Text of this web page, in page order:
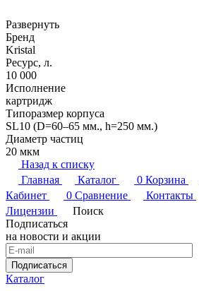
Развернуть
Бренд
Kristal
Ресурс, л.
10 000
Исполнение
картридж
Типоразмер корпуса
SL10 (D=60–65 мм., h=250 мм.)
Диаметр частиц
20 мкм
Назад к списку
Главная
Каталог 0 Корзина
Кабинет
0 Сравнение Контакты
Лицензии
Поиск
Подписаться
на новости и акции
Подписаться
Каталог